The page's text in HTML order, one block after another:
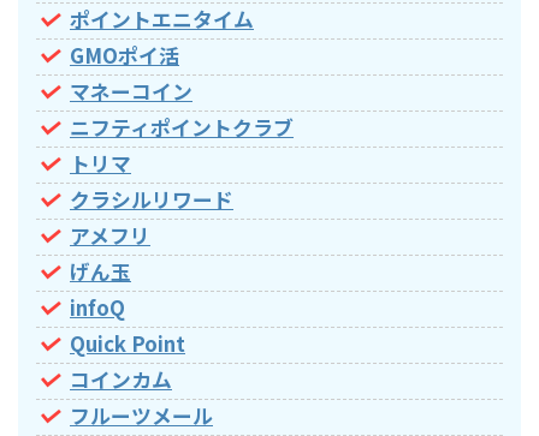
ポイントエニタイム
GMOポイ活
マネーコイン
ニフティポイントクラブ
トリマ
クラシルリワード
アメフリ
げん玉
infoQ
Quick Point
コインカム
フルーツメール